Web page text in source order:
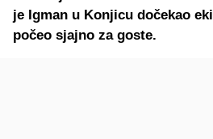
je Igman u Konjicu dočekao
počeo sjajno za goste.